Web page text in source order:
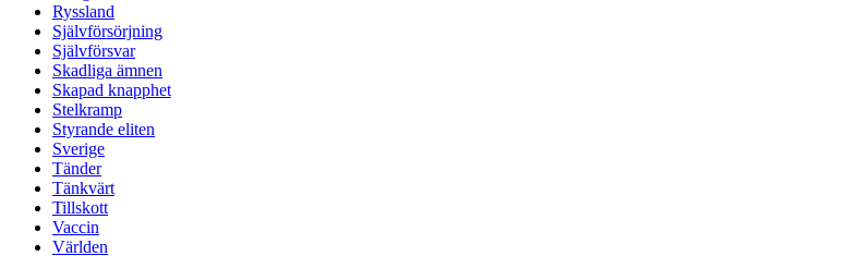
Ryssland
Självförsörjning
Självförsvar
Skadliga ämnen
Skapad knapphet
Stelkramp
Styrande eliten
Sverige
Tänder
Tänkvärt
Tillskott
Vaccin
Världen